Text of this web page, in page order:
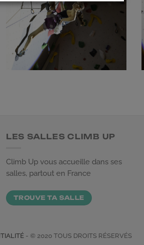
LES SALLES CLIMB UP
Climb Up vous accueille dans ses
salles, partout en France
TROUVE TA SALLE
- © 2020 TOUS DROITS RÉSERVÉS